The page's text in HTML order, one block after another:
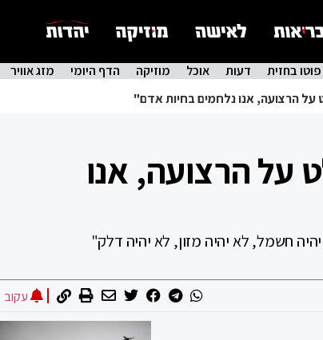
פוטו בחזית דעות אוכל מוזיקה הדף היומי מזג אוויר
על הרצועה, אנו נלחמים בחיות אדם"
על הרצועה, אנו
חשמל, לא יהיה מזון, לא יהיה דלק"
עקוב